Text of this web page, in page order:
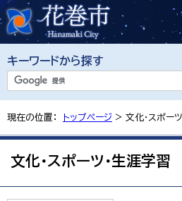
キーワードから探す
現在の位置： トップページ > 文化・スポー
文化・スポーツ・生涯学習